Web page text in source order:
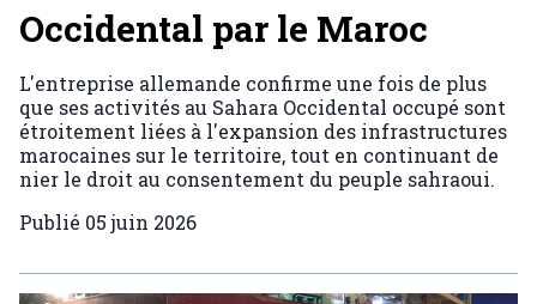
Occidental par le Maroc
L'entreprise allemande confirme une fois de plus
que ses activités au Sahara Occidental occupé sont
étroitement liées à l'expansion des infrastructures
marocaines sur le territoire, tout en continuant de
nier le droit au consentement du peuple sahraoui.
Publié 05 juin 2026